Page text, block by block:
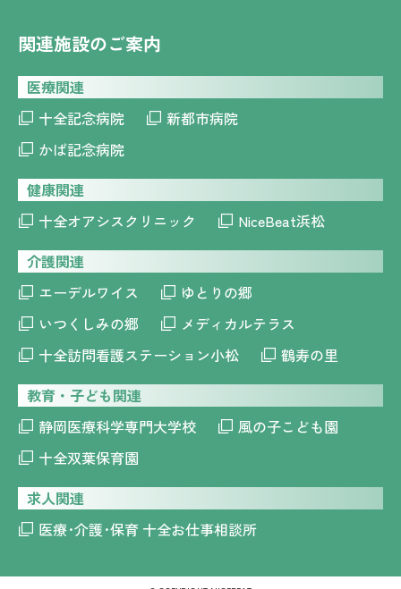
関連施設のご案内
医療関連
十全記念病院
新都市病院
かば記念病院
健康関連
十全オアシスクリニック
NiceBeat浜松
介護関連
エーデルワイス
ゆとりの郷
いつくしみの郷
メディカルテラス
十全訪問看護ステーション小松
鶴寿の里
教育・子ども関連
静岡医療科学専門大学校
風の子こども園
十全双葉保育園
求人関連
医療･介護･保育 十全お仕事相談所